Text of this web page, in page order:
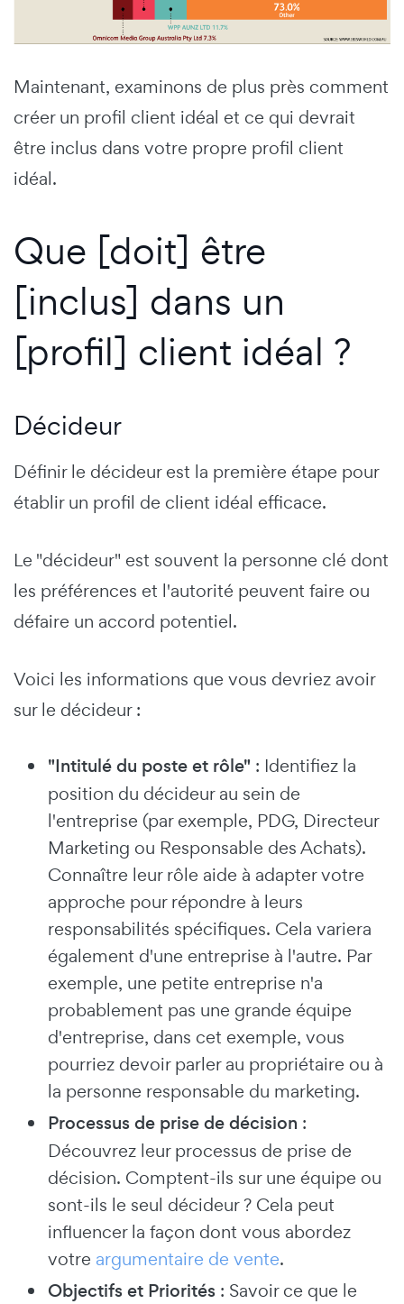
Maintenant, examinons de plus près comment
créer un profil client idéal et ce qui devrait
être inclus dans votre propre profil client
idéal.
Que [doit] être
[inclus] dans un
[profil] client idéal ?
Décideur
Définir le décideur est la première étape pour
établir un profil de client idéal efficace.
Le "décideur" est souvent la personne clé dont
les préférences et l'autorité peuvent faire ou
défaire un accord potentiel.
Voici les informations que vous devriez avoir
sur le décideur :
"Intitulé du poste et rôle" : Identifiez la
position du décideur au sein de
l'entreprise (par exemple, PDG, Directeur
Marketing ou Responsable des Achats).
Connaître leur rôle aide à adapter votre
approche pour répondre à leurs
responsabilités spécifiques. Cela variera
également d'une entreprise à l'autre. Par
exemple, une petite entreprise n'a
probablement pas une grande équipe
d'entreprise, dans cet exemple, vous
pourriez devoir parler au propriétaire ou à
la personne responsable du marketing.
Processus de prise de décision :
Découvrez leur processus de prise de
décision. Comptent-ils sur une équipe ou
sont-ils le seul décideur ? Cela peut
influencer la façon dont vous abordez
votre argumentaire de vente.
Objectifs et Priorités : Savoir ce que le